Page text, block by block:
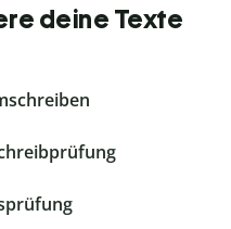
deine Texte